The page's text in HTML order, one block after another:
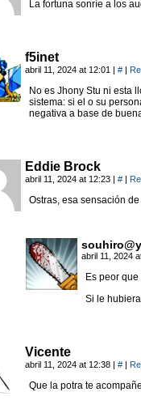
La fortuna sonríe a los
f5inet
abril 11, 2024 at 12:01 | # |
No es Jhony Stu ni esta
sistema: si el o su
negativa a base de
Eddie Brock
abril 11, 2024 at 12:23 | # |
Ostras, esa sensación
abril 11, 2024
Es peor
Si le
Vicente
abril 11, 2024 at 12:38 | # |
Que la potra te acompañe